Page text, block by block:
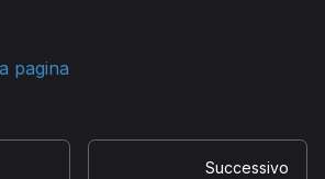
pagina
Successivo